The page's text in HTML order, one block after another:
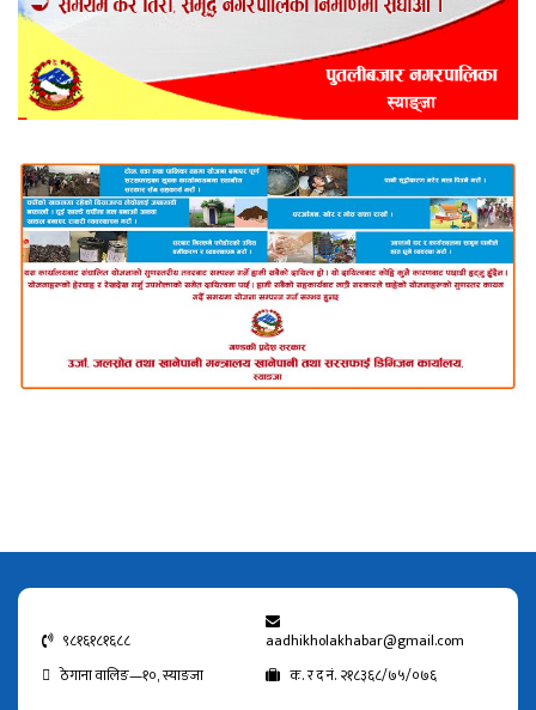
९८१६१८१६८८
aadhikholakhabar@gmail.com
ठेगाना वालिङ—१०, स्याङजा
क. र द नं. २१८३६८/७५/०७६